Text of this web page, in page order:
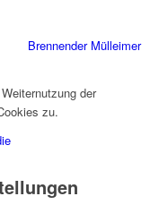
Brennender Mülleimer
der
zu.